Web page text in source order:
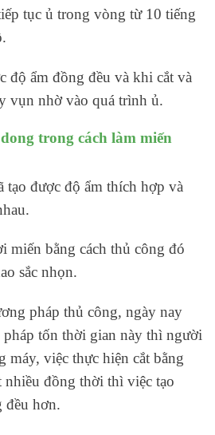
tục ủ trong vòng từ 10 tiếng
độ ẩm đồng đều và khi cắt và
vụn nhờ vào quá trình ủ.
trong cách làm miến
tạo được độ ẩm thích hợp và
miến bằng cách thủ công đó
sắc nhọn.
pháp thủ công, ngày nay
tốn thời gian này thì người
máy, việc thực hiện cắt bằng
nhiều đồng thời thì việc tạo
đều hơn.